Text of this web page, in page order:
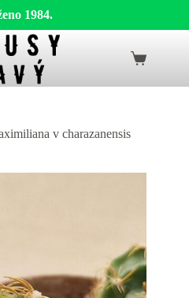
1984.
Shopping
v charazanensis